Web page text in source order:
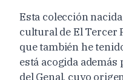
Esta colección
cultural de El Tercer
que también he
está acogida
del Genal, cuyo